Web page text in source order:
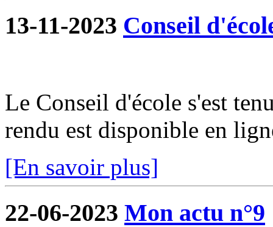
13-11-2023 Conseil
Le Conseil d'école s'est
rendu est disponible en
[En savoir plus]
22-06-2023 Mon actu n°9